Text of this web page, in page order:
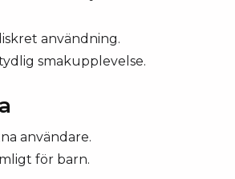
användning.
smakupplevelse.
användare.
för barn.